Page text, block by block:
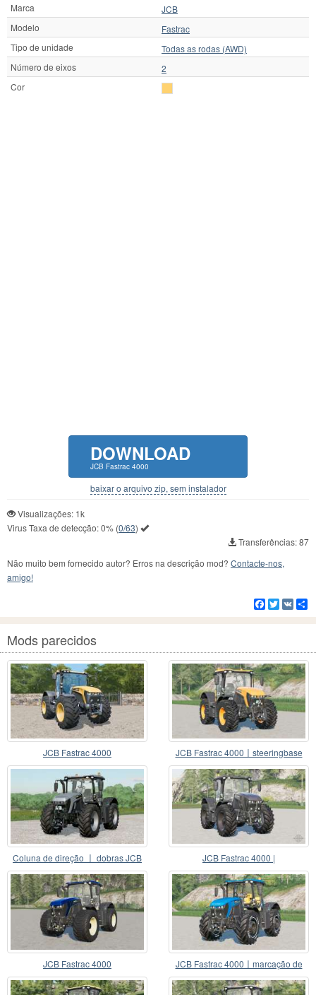
Marca
JCB
Modelo
Fastrac
Tipo de unidade
Todas as rodas (AWD)
Número de eixos
2
Cor
DOWNLOAD
JCB Fastrac 4000
baixar o arquivo zip, sem instalador
Visualizações: 1k
Virus Taxa de detecção:0% (0/63)
Transferências: 87
Não muito bem fornecido autor? Erros na descrição mod? Contacte-nos,
amigo!
Facebook
Twitter
VK
Mods parecidos
JCB Fastrac 4000
JCB Fastrac 4000〡steeringbase
dobras
Coluna de direção 〡 dobras JCB
Fastrac 4000
JCB Fastrac 4000 |
JCB Fastrac 4000
JCB Fastrac 4000〡marcação de
rodas